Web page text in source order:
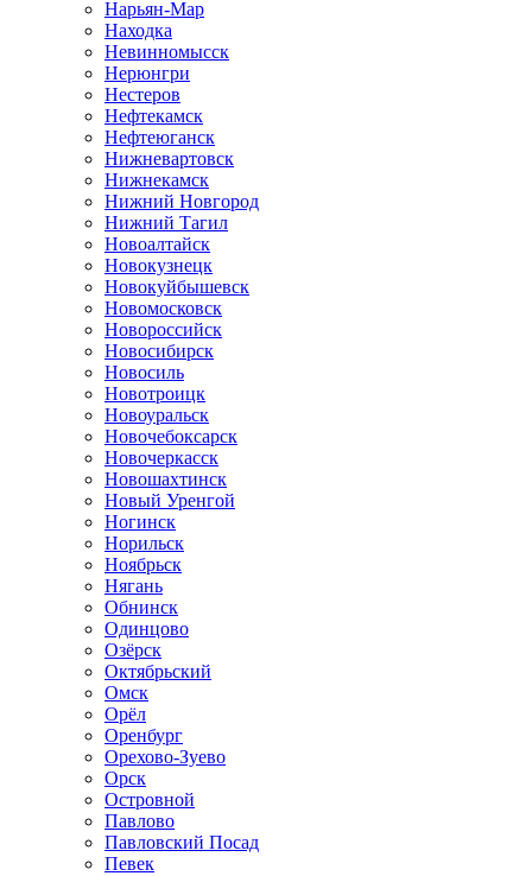
Нарьян-Мар
Находка
Невинномысск
Нерюнгри
Нестеров
Нефтекамск
Нефтеюганск
Нижневартовск
Нижнекамск
Нижний Новгород
Нижний Тагил
Новоалтайск
Новокузнецк
Новокуйбышевск
Новомосковск
Новороссийск
Новосибирск
Новосиль
Новотроицк
Новоуральск
Новочебоксарск
Новочеркасск
Новошахтинск
Новый Уренгой
Ногинск
Норильск
Ноябрьск
Нягань
Обнинск
Одинцово
Озёрск
Октябрьский
Омск
Орёл
Оренбург
Орехово-Зуево
Орск
Островной
Павлово
Павловский Посад
Певек